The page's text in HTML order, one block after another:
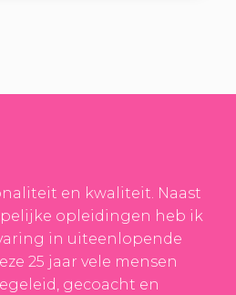
en kwaliteit. Naast
opleidingen heb ik
in uiteenlopende
25 jaar vele mensen
gecoacht en